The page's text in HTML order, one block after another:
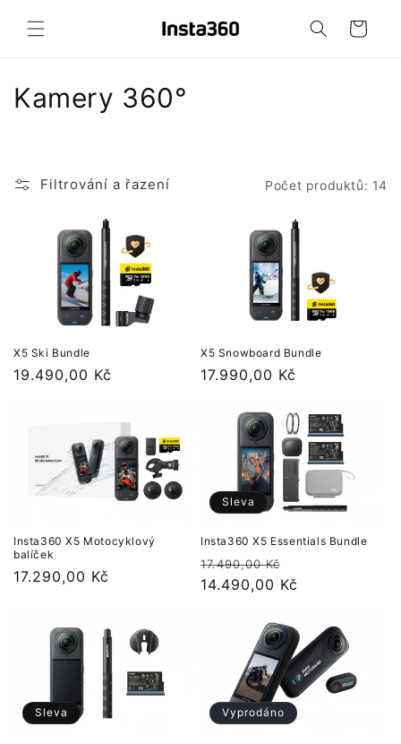
obsahu
Košík
K
:
Kamery 360°
Filtrování a řazení Počet produktů: 14
X5 Ski Bundle
Běžná
19.490,00 Kč
X5 Snowboard Bundle
Běžná
17.990,00 Kč
Insta360 X5 Motocyklový
balíček
Běžná
17.290,00 Kč
Sleva
Insta360 X5 Essentials Bundle
Běžná
cena
17.490,00 Kč
cena
14.490,00 Kč
Sleva Vyprodáno